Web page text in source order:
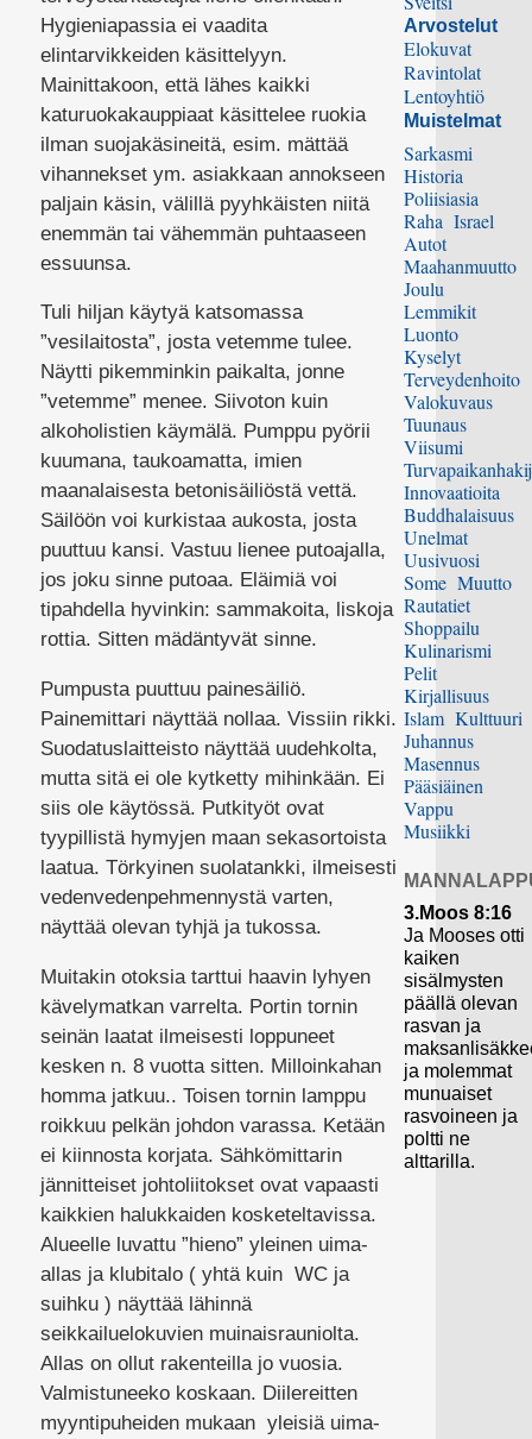
Hygieniapassia ei vaadita
elintarvikkeiden käsittelyyn.
Mainittakoon, että lähes kaikki
katuruokakauppiaat käsittelee ruokia
ilman suojakäsineitä, esim. mättää
vihannekset ym. asiakkaan annokseen
paljain käsin, välillä pyyhkäisten niitä
enemmän tai vähemmän puhtaaseen
essuunsa.
Tuli hiljan käytyä katsomassa
”vesilaitosta”, josta vetemme tulee.
Näytti pikemminkin paikalta, jonne
”vetemme” menee. Siivoton kuin
alkoholistien käymälä. Pumppu pyörii
kuumana, taukoamatta, imien
maanalaisesta betonisäiliöstä vettä.
Säilöön voi kurkistaa aukosta, josta
puuttuu kansi. Vastuu lienee putoajalla,
jos joku sinne putoaa. Eläimiä voi
tipahdella hyvinkin: sammakoita, liskoja
rottia. Sitten mädäntyvät sinne.
Pumpusta puuttuu painesäiliö.
Painemittari näyttää nollaa. Vissiin rikki.
Suodatuslaitteisto näyttää uudehkolta,
mutta sitä ei ole kytketty mihinkään. Ei
siis ole käytössä. Putkityöt ovat
tyypillistä hymyjen maan sekasortoista
laatua. Törkyinen suolatankki, ilmeisesti
vedenvedenpehmennystä varten,
näyttää olevan tyhjä ja tukossa.
Muitakin otoksia tarttui haavin lyhyen
kävelymatkan varrelta. Portin tornin
seinän laatat ilmeisesti loppuneet
kesken n. 8 vuotta sitten. Milloinkahan
homma jatkuu.. Toisen tornin lamppu
roikkuu pelkän johdon varassa. Ketään
ei kiinnosta korjata. Sähkömittarin
jännitteiset johtoliitokset ovat vapaasti
kaikkien halukkaiden kosketeltavissa.
Alueelle luvattu ”hieno” yleinen uima-
allas ja klubitalo ( yhtä kuin WC ja
suihku ) näyttää lähinnä
seikkailuelokuvien muinaisrauniolta.
Allas on ollut rakenteilla jo vuosia.
Valmistuneeko koskaan. Diilereitten
myyntipuheiden mukaan yleisiä uima-
Arvostelut
Elokuvat
Ravintolat
Lentoyhtiö
Muistelmat
Sarkasmi
Historia
Poliisiasia
Raha Israel
Autot
Maahanmuutto
Joulu
Lemmikit
Luonto
Kyselyt
Terveydenhoito
Valokuvaus
Tuunaus
Viisumi
Innovaatioita
Buddhalaisuus
Unelmat
Uusivuosi
Some Muutto
Rautatiet
Shoppailu
Kulinarismi
Pelit
Kirjallisuus
Islam Kulttuuri
Juhannus
Masennus
Pääsiäinen
Vappu
Musiikki
3.Moos 8:16
Ja Mooses otti
kaiken
sisälmysten
päällä olevan
rasvan ja
ja molemmat
munuaiset
rasvoineen ja
poltti ne
alttarilla.